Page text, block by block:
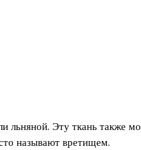
Эту ткань также
называют вретищем.